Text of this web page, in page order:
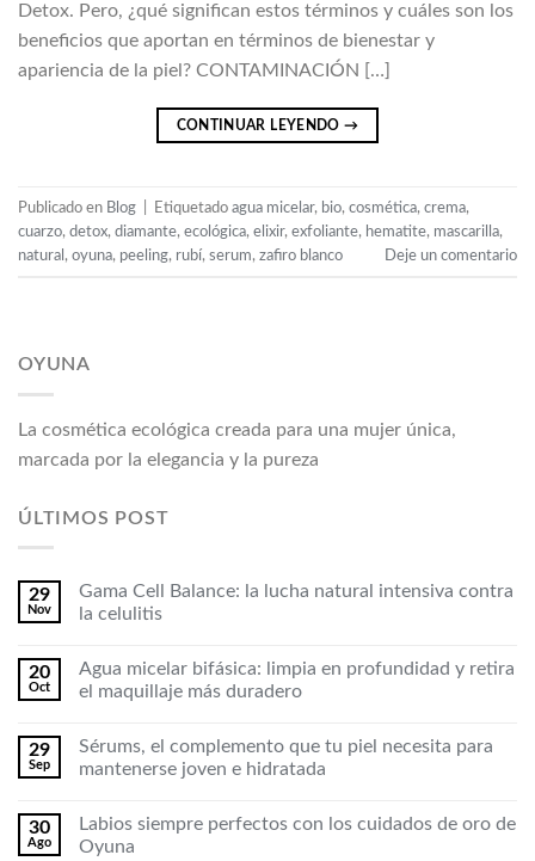
Detox. Pero, ¿qué significan estos términos y cuáles son los
beneficios que aportan en términos de bienestar y
apariencia de la piel? CONTAMINACIÓN […]
CONTINUAR LEYENDO→
Publicado en Blog Etiquetado agua micelar, bio, cosmética, crema,
cuarzo, detox, diamante, ecológica, elixir, exfoliante, hematite, mascarilla,
natural , oyuna, peeling, rubí, serum, zafiro blanco Deje un comentario
OYUNA
La cosmética ecológica creada para una mujer única,
marcada por la elegancia y la pureza
ÚLTIMOS POST
29
Nov
Gama Cell Balance: la lucha natural intensiva contra
la celulitis
20
Oct
Agua micelar bifásica: limpia en profundidad y retira
el maquillaje más duradero
29
Sep
Sérums, el complemento que tu piel necesita para
mantenerse joven e hidratada
30
Ago
Labios siempre perfectos con los cuidados de oro de
Oyuna